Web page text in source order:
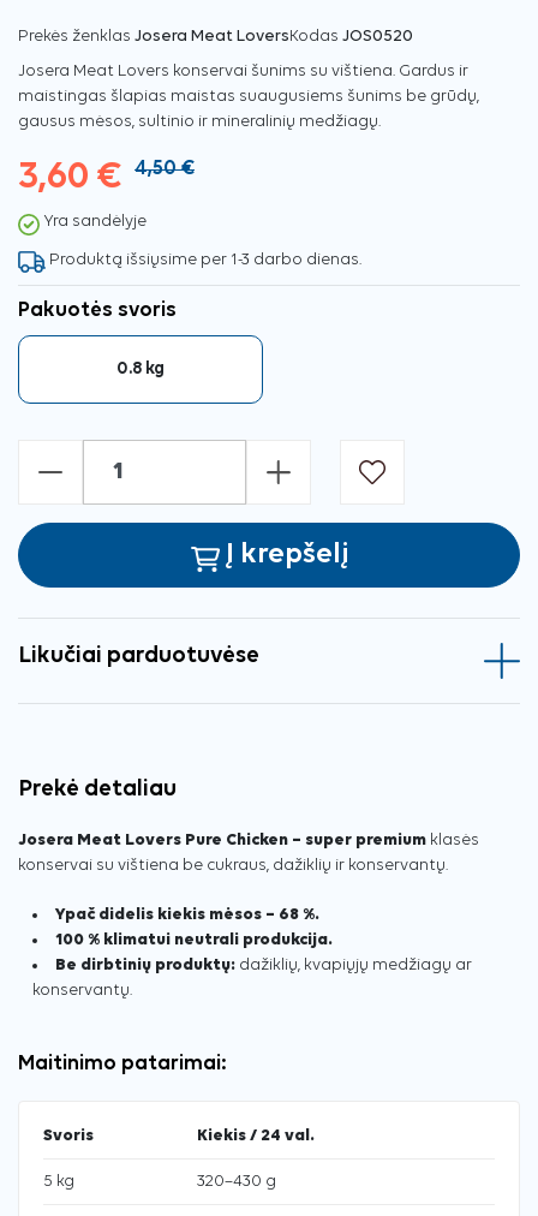
Prekės ženklas Josera Meat LoversKodas JOS0520
Josera Meat Lovers konservai šunims su vištiena. Gardus ir
maistingas šlapias maistas suaugusiems šunims be grūdų,
gausus mėsos, sultinio ir mineralinių medžiagų.
3,60 € 4,50 €
Yra sandėlyje
Produktą išsiųsime per 1-3 darbo dienas.
Pakuotės svoris
0.8 kg
- +
Į krepšelį
Likučiai parduotuvėse
Prekė detaliau
Josera Meat Lovers Pure Chicken – super premium klasės
konservai su vištiena be cukraus, dažiklių ir konservantų.
Ypač didelis kiekis mėsos – 68 %.
100 % klimatui neutrali produkcija.
Be dirbtinių produktų: dažiklių, kvapiųjų medžiagų ar
konservantų.
Maitinimo patarimai:
Svoris Kiekis / 24 val.
5 kg 320–430 g